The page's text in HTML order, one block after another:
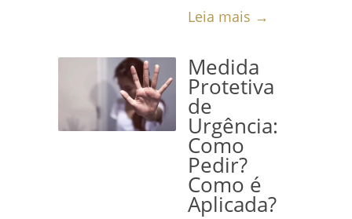
Leia mais →
Medida
Protetiva
de
Urgência:
Como
Pedir?
Como é
Aplicada?